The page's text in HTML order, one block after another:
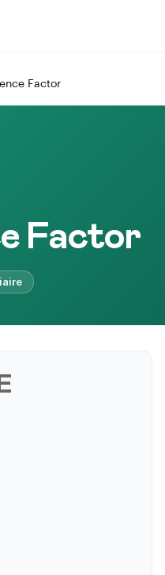
Factor
Factor